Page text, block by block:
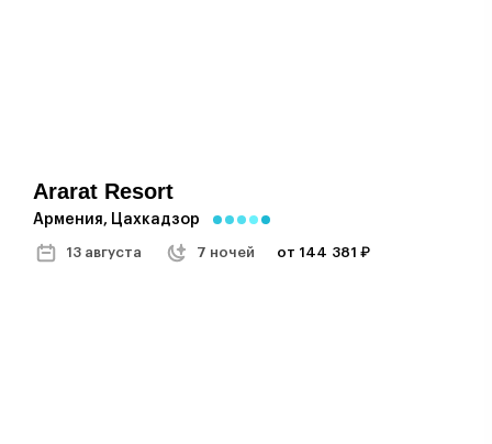
Ararat Resort
Армения, Цахкадзор
13 августа 7 ночей от 144 381 ₽